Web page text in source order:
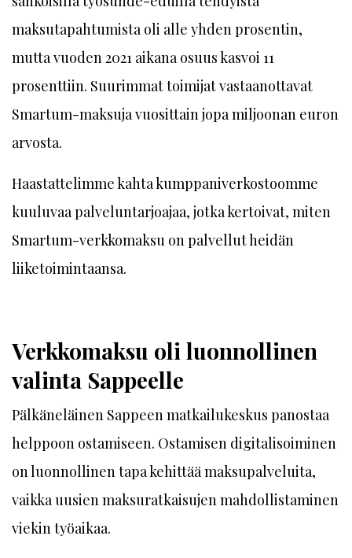
maksutapahtumista oli alle yhden prosentin,
mutta vuoden 2021 aikana osuus kasvoi 11
prosenttiin. Suurimmat toimijat vastaanottavat
Smartum-maksuja vuosittain jopa miljoonan euron
arvosta.
Haastattelimme kahta kumppaniverkostoomme
kuuluvaa palveluntarjoajaa, jotka kertoivat, miten
Smartum-verkkomaksu on palvellut heidän
liiketoimintaansa.
Verkkomaksu oli luonnollinen
valinta Sappeelle
Pälkäneläinen Sappeen matkailukeskus panostaa
helppoon ostamiseen. Ostamisen digitalisoiminen
on luonnollinen tapa kehittää maksupalveluita,
vaikka uusien maksuratkaisujen mahdollistaminen
viekin työaikaa.